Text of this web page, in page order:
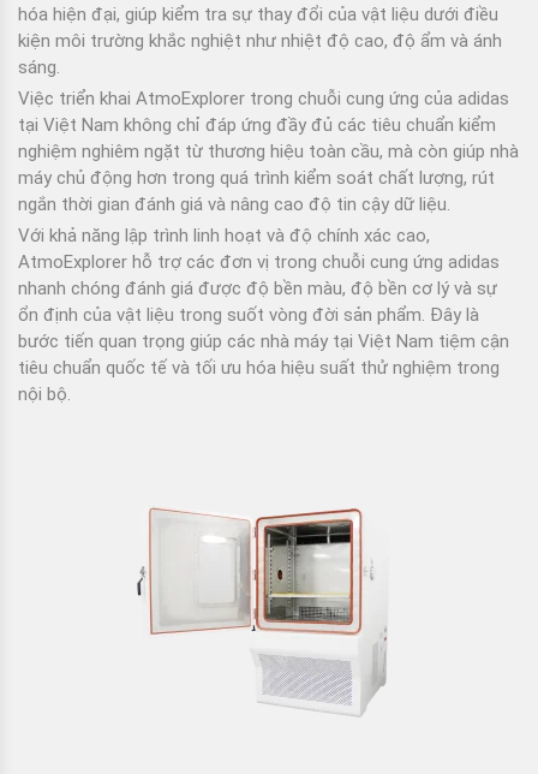
hóa hiện đại, giúp kiểm tra sự thay đổi của vật liệu dưới điều
kiện môi trường khắc nghiệt như nhiệt độ cao, độ ẩm và ánh
sáng.
Việc triển khai AtmoExplorer trong chuỗi cung ứng của adidas
tại Việt Nam không chỉ đáp ứng đầy đủ các tiêu chuẩn kiểm
nghiệm nghiêm ngặt từ thương hiệu toàn cầu, mà còn giúp nhà
máy chủ động hơn trong quá trình kiểm soát chất lượng, rút
ngắn thời gian đánh giá và nâng cao độ tin cậy dữ liệu.
Với khả năng lập trình linh hoạt và độ chính xác cao,
AtmoExplorer hỗ trợ các đơn vị trong chuỗi cung ứng adidas
nhanh chóng đánh giá được độ bền màu, độ bền cơ lý và sự
ổn định của vật liệu trong suốt vòng đời sản phẩm. Đây là
bước tiến quan trọng giúp các nhà máy tại Việt Nam tiệm cận
tiêu chuẩn quốc tế và tối ưu hóa hiệu suất thử nghiệm trong
nội bộ.